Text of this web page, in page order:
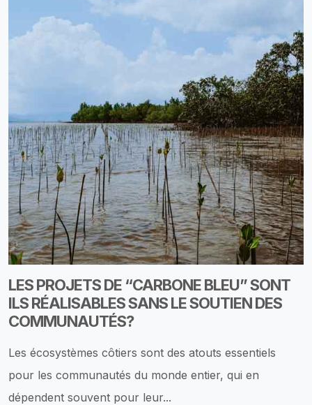
LES PROJETS DE “CARBONE BLEU” SONT
ILS RÉALISABLES SANS LE SOUTIEN DES
COMMUNAUTÉS?
Les écosystèmes côtiers sont des atouts essentiels
pour les communautés du monde entier, qui en
dépendent souvent pour leur...